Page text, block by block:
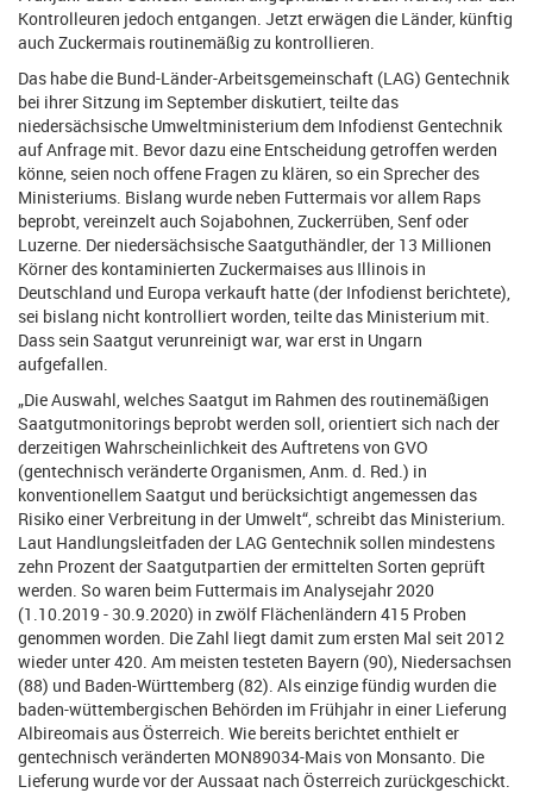
Kontrolleuren jedoch entgangen. Jetzt erwägen die Länder, künftig
auch Zuckermais routinemäßig zu kontrollieren.
Das habe die Bund-Länder-Arbeitsgemeinschaft (LAG) Gentechnik
bei ihrer Sitzung im September diskutiert, teilte das
niedersächsische Umweltministerium dem Infodienst Gentechnik
auf Anfrage mit. Bevor dazu eine Entscheidung getroffen werden
könne, seien noch offene Fragen zu klären, so ein Sprecher des
Ministeriums. Bislang wurde neben Futtermais vor allem Raps
beprobt, vereinzelt auch Sojabohnen, Zuckerrüben, Senf oder
Luzerne. Der niedersächsische Saatguthändler, der 13 Millionen
Körner des kontaminierten Zuckermaises aus Illinois in
Deutschland und Europa verkauft hatte (der Infodienst berichtete),
sei bislang nicht kontrolliert worden, teilte das Ministerium mit.
Dass sein Saatgut verunreinigt war, war erst in Ungarn
aufgefallen.
„Die Auswahl, welches Saatgut im Rahmen des routinemäßigen
Saatgutmonitorings beprobt werden soll, orientiert sich nach der
derzeitigen Wahrscheinlichkeit des Auftretens von GVO
(gentechnisch veränderte Organismen, Anm. d. Red.) in
konventionellem Saatgut und berücksichtigt angemessen das
Risiko einer Verbreitung in der Umwelt“, schreibt das Ministerium.
Laut Handlungsleitfaden der LAG Gentechnik sollen mindestens
zehn Prozent der Saatgutpartien der ermittelten Sorten geprüft
werden. So waren beim Futtermais im Analysejahr 2020
(1.10.2019 - 30.9.2020) in zwölf Flächenländern 415 Proben
genommen worden. Die Zahl liegt damit zum ersten Mal seit 2012
wieder unter 420. Am meisten testeten Bayern (90), Niedersachsen
(88) und Baden-Württemberg (82). Als einzige fündig wurden die
baden-wüttembergischen Behörden im Frühjahr in einer Lieferung
Albireomais aus Österreich. Wie bereits berichtet enthielt er
gentechnisch veränderten MON89034-Mais von Monsanto. Die
Lieferung wurde vor der Aussaat nach Österreich zurückgeschickt.